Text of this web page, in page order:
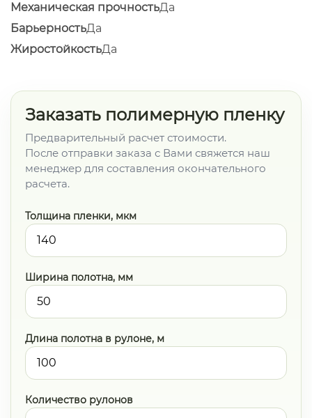
Механическая прочностьДа
БарьерностьДа
ЖиростойкостьДа
Заказать полимерную пленку
Предварительный расчет стоимости.
После отправки заказа с Вами свяжется наш
менеджер для составления окончательного
расчета.
Толщина пленки, мкм
Ширина полотна, мм
Длина полотна в рулоне, м
Количество рулонов